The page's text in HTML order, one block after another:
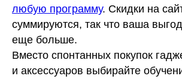
любую программу. Скидки на
суммируются, так что ваша
еще больше.
Вместо спонтанных покупок
и аксессуаров выбирайте